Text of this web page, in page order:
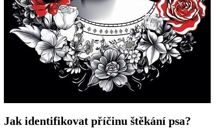
Jak identifikovat příčinu štěkání psa?